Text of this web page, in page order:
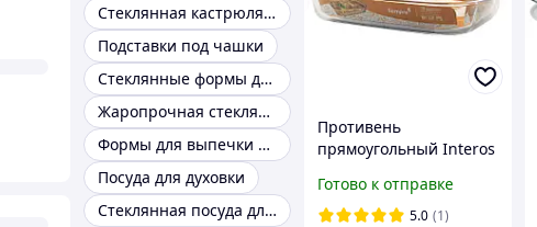
Стеклянная кастрюля для газовой плиты
Подставки под чашки
Стеклянные формы для выпечки
Жаропрочная стеклянная посуда для духовки
Формы для выпечки прямоугольные
Посуда для духовки
Стеклянная посуда для запекания
Противень
прямоугольный Interos
стекла прямоугольный
4,0л (6822)
Готово к отправке
5.0 (1)